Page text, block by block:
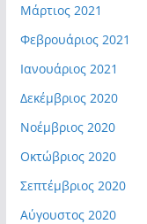
Μάρτιος 2021
Φεβρουάριος 2021
Ιανουάριος 2021
Δεκέμβριος 2020
Νοέμβριος 2020
Οκτώβριος 2020
Σεπτέμβριος 2020
Αύγουστος 2020